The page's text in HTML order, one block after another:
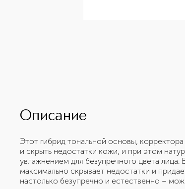
Описание
Этот гибрид тональной основы,
и скрыть недостатки кожи, и при этом
увлажнением для безупречного цвета
максимально скрывает недостатки и
настолько безупречно и естественно –